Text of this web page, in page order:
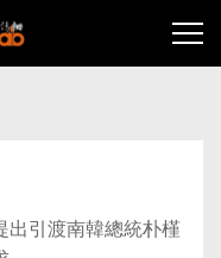
出引渡南韓總統朴槿